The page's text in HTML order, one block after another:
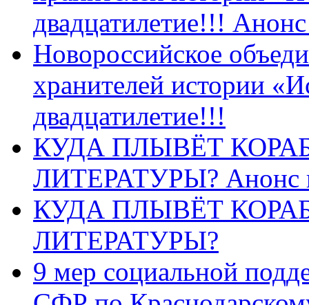
двадцатилетие!!!
Новороссийское
хранителей истории
двадцатилетие!!!
КУДА ПЛЫВЁТ
ЛИТЕРАТУРЫ? Анонс
КУДА ПЛЫВЁТ
ЛИТЕРАТУРЫ?
9 мер социальной